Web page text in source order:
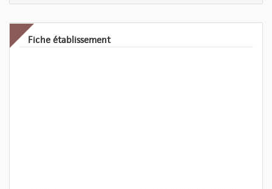
Fiche établissement